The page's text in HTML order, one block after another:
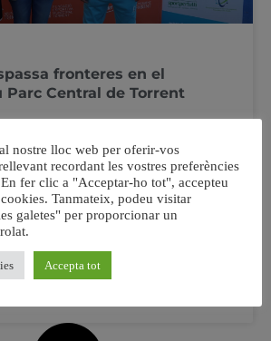
fronteres en el
Parc Central de Torrent
europeu PAD4Youth L’objectiu
és donar a conéixer el pàdel i
d’entrenament adaptat a persones
intel·lectual impulsat per la Federació
Valenciana El Poliesportiu
nostre lloc web per oferir-vos
recordant les vostres preferències
fer clic a "Acceptar-ho tot", accepteu
Tanmateix, podeu visitar
galetes" per proporcionar un
Accepta tot